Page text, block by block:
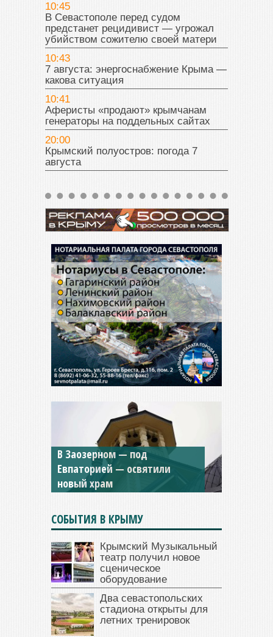
10:45
В Севастополе перед судом
предстанет рецидивист — угрожал
убийством сожителю своей матери
10:43
7 августа: энергоснабжение Крыма —
какова ситуация
10:41
Аферисты «продают» крымчанам
генераторы на поддельных сайтах
20:00
Крымский полуостров: погода 7
августа
Мужской монастырь Косьмы
и Дамиана в Крыму вновь
открыт для посещения
СОБЫТИЯ В КРЫМУ
Крымский Музыкальный
театр получил новое
сценическое
оборудование
Два севастопольских
стадиона открыты для
летних тренировок